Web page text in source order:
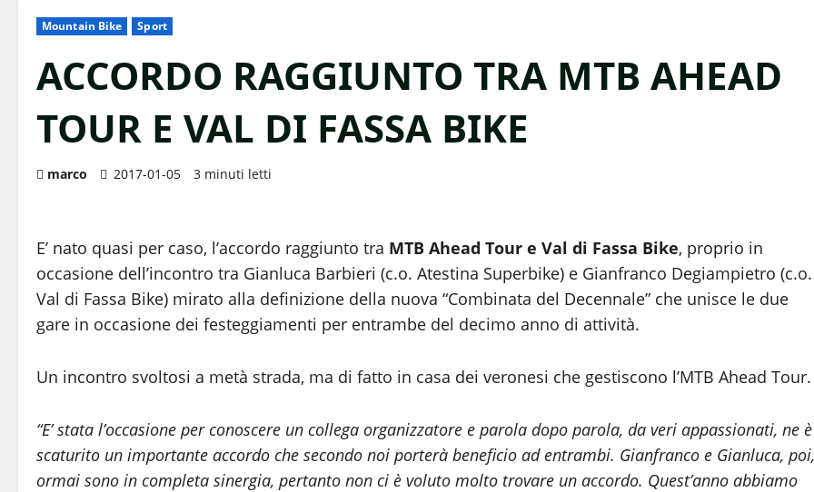
Mountain Bike Sport
ACCORDO RAGGIUNTO TRA MTB AHEAD
TOUR E VAL DI FASSA BIKE
marco 2017-01-05 3 minuti letti
E’ nato quasi per caso, l’accordo raggiunto tra MTB Ahead Tour e Val di Fassa Bike, proprio in
occasione dell’incontro tra Gianluca Barbieri (c.o. Atestina Superbike) e Gianfranco Degiampietro (c.o.
Val di Fassa Bike) mirato alla definizione della nuova “Combinata del Decennale” che unisce le due
gare in occasione dei festeggiamenti per entrambe del decimo anno di attività.
Un incontro svoltosi a metà strada, ma di fatto in casa dei veronesi che gestiscono l’MTB Ahead Tour.
“E’ stata l’occasione per conoscere un collega organizzatore e parola dopo parola, da veri appassionati, ne è
scaturito un importante accordo che secondo noi porterà beneficio ad entrambi. Gianfranco e Gianluca, poi,
ormai sono in completa sinergia, pertanto non ci è voluto molto trovare un accordo. Quest’anno abbiamo